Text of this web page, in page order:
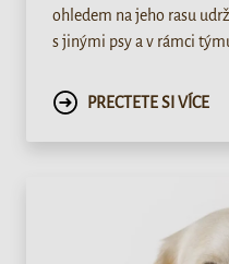
ohledem na jeho rasu
s jinými psy a v rámci
PRECTETE SI VÍCE